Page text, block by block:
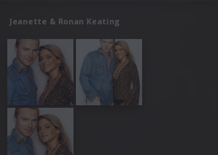
Jeanette & Ronan Keating